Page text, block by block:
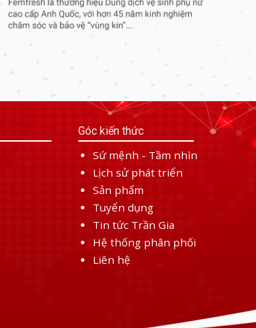
Góc kiến thức
Sứ mệnh - Tầm nhìn
Lịch sử phát triển
Sản phẩm
Tuyển dụng
Tin tức Trần Gia
Hệ thống phân phối
Liên hệ